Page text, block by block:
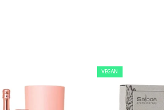
VEGAN